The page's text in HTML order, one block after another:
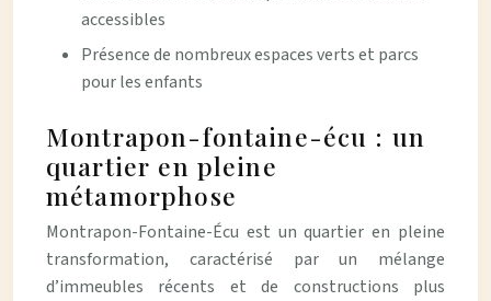
accessibles
Présence de nombreux espaces verts et parcs
pour les enfants
Montrapon-fontaine-écu : un
quartier en pleine
métamorphose
Montrapon-Fontaine-Écu est un quartier en pleine
transformation, caractérisé par un mélange
d’immeubles récents et de constructions plus